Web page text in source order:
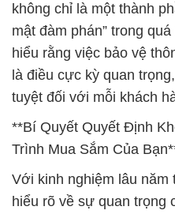
không chỉ là một thành
mật đàm phán” trong
hiểu rằng việc bảo vệ
là điều cực kỳ quan
tuyệt đối với mỗi khách
**Bí Quyết Quyết Định
Trình Mua Sắm Của
Với kinh nghiệm lâu năm
hiểu rõ về sự quan trọng